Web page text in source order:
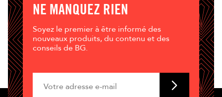
NE MANQUEZ RIEN
Soyez le premier à être informé des
nouveaux produits, du contenu et des
conseils de BG.